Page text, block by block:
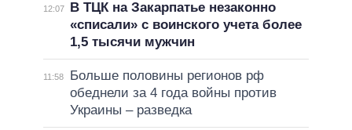
12:07
В ТЦК на Закарпатье незаконно
«списали» с воинского учета более
1,5 тысячи мужчин
11:58
Больше половины регионов рф
обеднели за 4 года войны против
Украины – разведка